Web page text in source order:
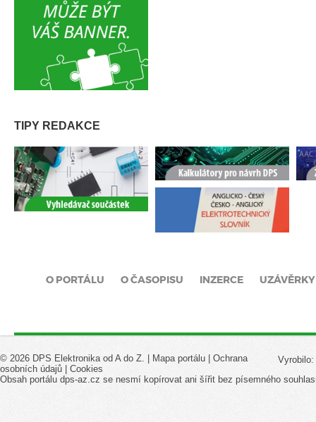
TIPY REDAKCE
O PORTÁLU O ČASOPISU INZERCE UZÁVĚRKY
Vyrobilo:
© 2026 DPS Elektronika od A do Z. | Mapa portálu
Ochrana
osobních údajů
Cookies
Obsah portálu dps-az.cz se nesmí kopírovat ani šířit bez písemného